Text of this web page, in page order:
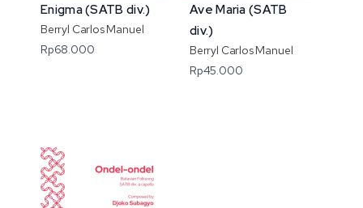
Enigma (SATB div.)
Berryl Carlos Manuel
Rp68.000
Ave Maria (SATB
div.)
Berryl Carlos Manuel
Rp45.000